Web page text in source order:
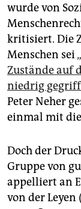
wurde von
kritisiert. Die
Menschen sei
Zustände auf
niedrig
Peter Neher
einmal mit
Doch der
Gruppe von
appelliert an
von der Leyen